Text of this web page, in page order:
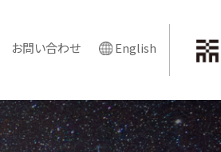
お問い合わせ English